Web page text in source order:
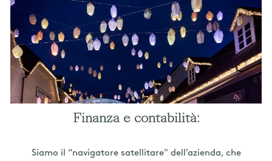
Finanza e contabilità:
Siamo il “navigatore satellitare" dell’azienda, che